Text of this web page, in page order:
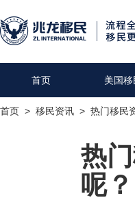
首页 美国移
首页 > 移民资讯 > 热门移民
热
呢？